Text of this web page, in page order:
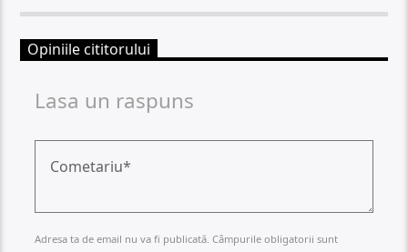
Opiniile cititorului
Lasa un raspuns
Adresa ta de email nu va fi publicată. Câmpurile obligatorii sunt